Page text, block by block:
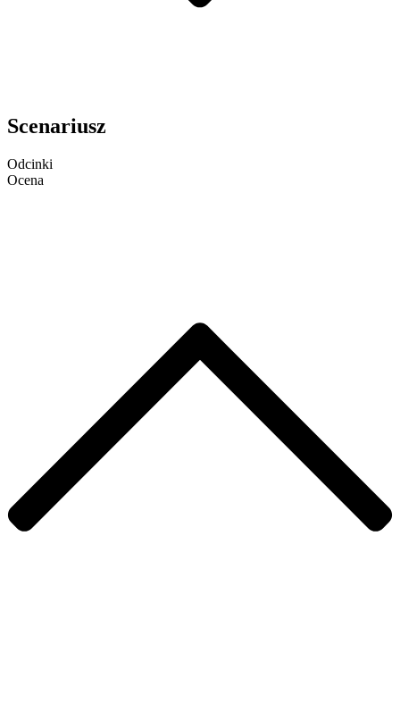
Scenariusz
Odcinki
Ocena